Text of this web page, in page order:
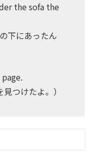
the sofa the
下にあったん
つけたよ。）